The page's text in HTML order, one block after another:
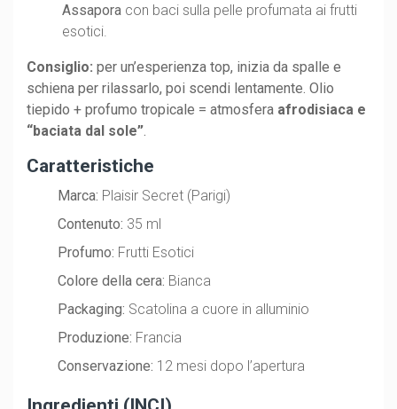
Assapora con baci sulla pelle profumata ai frutti
esotici.
Consiglio: per un’esperienza top, inizia da spalle e
schiena per rilassarlo, poi scendi lentamente. Olio
tiepido + profumo tropicale = atmosfera afrodisiaca e
“baciata dal sole”
Caratteristiche
Marca: Plaisir Secret (Parigi)
Contenuto: 35 ml
Profumo: Frutti Esotici
Colore della cera: Bianca
Packaging: Scatolina a cuore in alluminio
Produzione: Francia
Conservazione: 12 mesi dopo l’apertura